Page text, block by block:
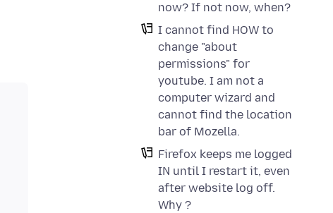
now? If not now, when?
I cannot find HOW to
change "about
permissions" for
youtube. I am not a
computer wizard and
cannot find the location
bar of Mozella.
Firefox keeps me logged
IN until I restart it, even
after website log off.
Why ?